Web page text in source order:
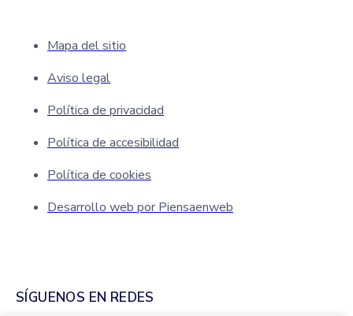
Mapa del sitio
Aviso legal
Política de privacidad
Política de accesibilidad
Política de cookies
Desarrollo web por Piensaenweb
SÍGUENOS EN REDES